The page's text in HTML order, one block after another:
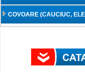
COVOARE (CAUCIUC,